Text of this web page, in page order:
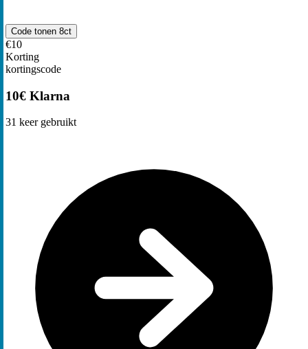
Code tonen 8ct
€10
Korting
kortingscode
10€ Klarna
31 keer gebruikt